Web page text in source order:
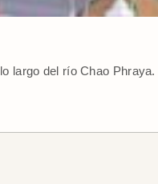
largo del río Chao Phraya.